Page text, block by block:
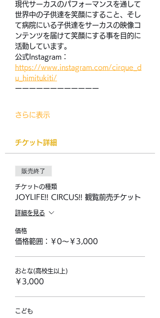
現代サーカスのパフォーマンスを通して
世界中の子供達を笑顔にすること、そし
て病院にいる子供達をサーカスの映像コ
ンテンツを届けて笑顔にする事を目的に
活動しています。
公式Instagram：
https://www.instagram.com/cirque_d
u_himitukiti/
ーーーーーーーーーーーー
さらに表示
チケット詳細
販売終了
チケットの種類
JOYLIFE!! CIRCUS!! 観覧前売チケット
詳細を見る
価格
価格範囲：￥0〜￥3,000
おとな(高校生以上)
￥3,000
こども